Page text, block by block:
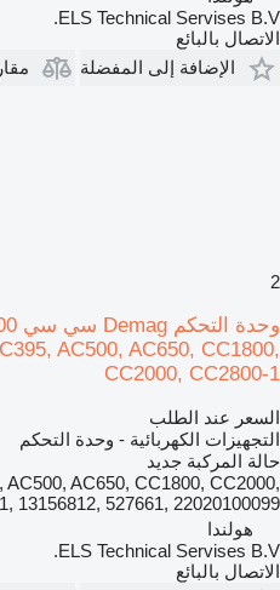
ELS Technical Servises B.V.
الاتصال بالبائع
الإضافة إلى المفضلة
2
AC500, AC650, CC1800,
CC2000, CC2800-1
السعر عند الطلب
التجهيزات الكهربائية - وحدة التحكم
حالة المركبة جديد
AC650, CC1800, CC2000,
13156812, 527661, 22020100099,...
هولندا
ELS Technical Servises B.V.
الاتصال بالبائع